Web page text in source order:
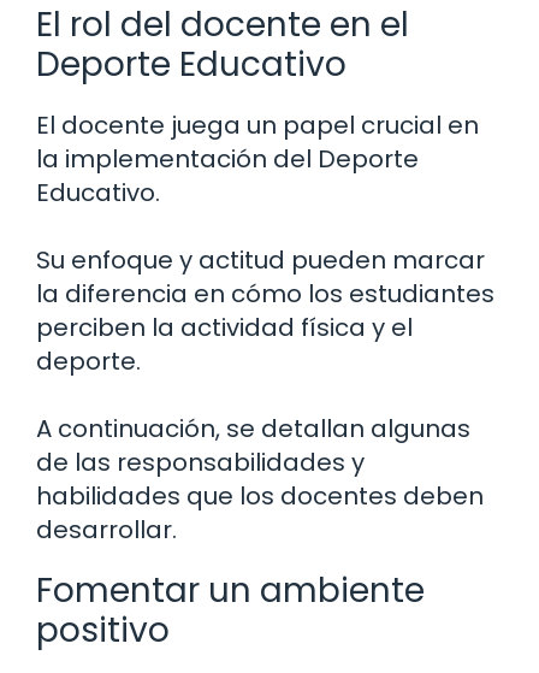
El rol del docente en el
Deporte Educativo
El docente juega un papel crucial en
la implementación del Deporte
Educativo.
Su enfoque y actitud pueden marcar
la diferencia en cómo los estudiantes
perciben la actividad física y el
deporte.
A continuación, se detallan algunas
de las responsabilidades y
habilidades que los docentes deben
desarrollar.
Fomentar un ambiente
positivo